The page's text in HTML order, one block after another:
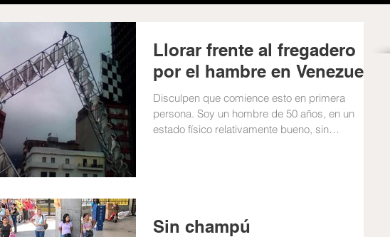
Llorar frente al fregadero
por el hambre en Venezuela
Disculpen que comience esto en primera
persona. Soy un hombre de 50 años, en un
estado físico relativamente bueno, sin
Sin champú